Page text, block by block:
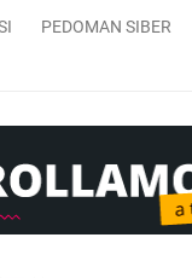
PEDOMAN SIBER